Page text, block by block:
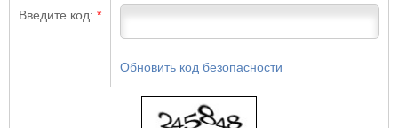
Введите код: *
Обновить код безопасности